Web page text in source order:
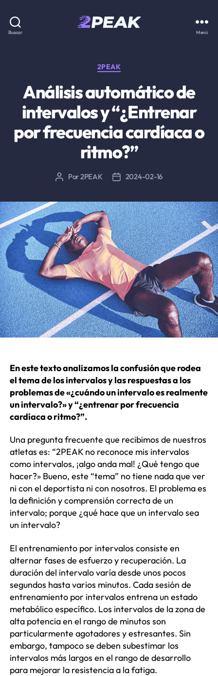
Buscar Menú
Categorías
2PEAK
Análisis automático de
intervalos y “¿Entrenar
por frecuencia cardíaca o
ritmo?”
Autor
entrada
Por2PEAK
Fecha
entrada
2024-02-16
En este texto analizamos la confusión que rodea
el tema de los intervalos y las respuestas a los
problemas de «¿cuándo un intervalo es realmente
un intervalo?» y “¿entrenar por frecuencia
cardíaca o ritmo?”.
Una pregunta frecuente que recibimos de nuestros
atletas es: “2PEAK no reconoce mis intervalos
como intervalos, ¡algo anda mal! ¿Qué tengo que
hacer?» Bueno, este “tema” no tiene nada que ver
ni con el deportista ni con nosotros. El problema es
la definición y comprensión correcta de un
intervalo; porque ¿qué hace que un intervalo sea
un intervalo?
El entrenamiento por intervalos consiste en
alternar fases de esfuerzo y recuperación. La
duración del intervalo varía desde unos pocos
segundos hasta varios minutos. Cada sesión de
entrenamiento por intervalos entrena un estado
metabólico específico. Los intervalos de la zona de
alta potencia en el rango de minutos son
particularmente agotadores y estresantes. Sin
embargo, tampoco se deben subestimar los
intervalos más largos en el rango de desarrollo
para mejorar la resistencia a la fatiga.